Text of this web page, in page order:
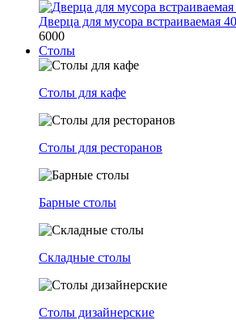
Дверца для мусора встраиваемая
6000
Столы
Столы для кафе
Столы для ресторанов
Барные столы
Складные столы
Столы дизайнерские